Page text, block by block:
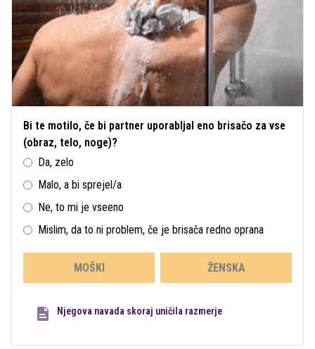
Bi te motilo, če bi partner uporabljal eno brisačo za vse
(obraz, telo, noge)?
Da, zelo
Malo, a bi sprejel/a
Ne, to mi je vseeno
Mislim, da to ni problem, če je brisača redno oprana
MOŠKI ŽENSKA
Njegova navada skoraj uničila razmerje